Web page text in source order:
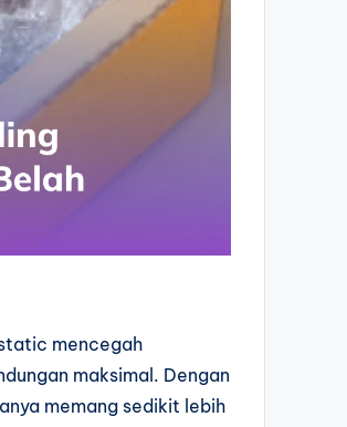
mencegah
maksimal. Dengan
memang sedikit lebih